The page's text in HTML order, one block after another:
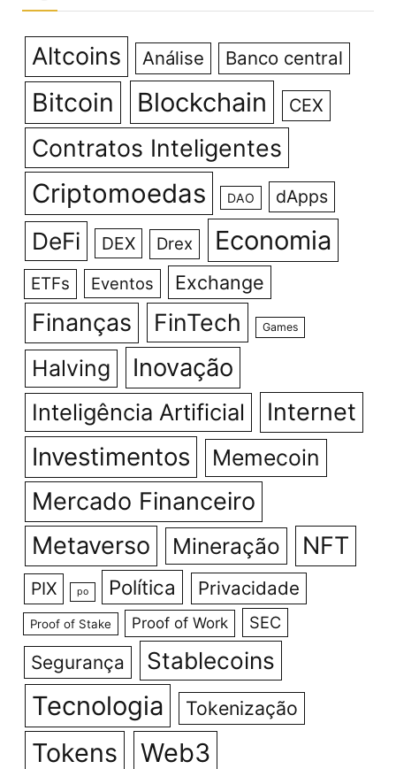
Altcoins Análise Banco central
Bitcoin Blockchain CEX
Contratos Inteligentes
Criptomoedas DAO dApps
DeFi DEX Drex Economia
ETFs Eventos Exchange
Finanças FinTech Games
Halving Inovação
Inteligência Artificial Internet
Investimentos Memecoin
Mercado Financeiro
Metaverso
Mineração NFT
PIX po Política Privacidade
Proof of Stake Proof of Work SEC
Segurança Stablecoins
Tecnologia Tokenização
Tokens Web3